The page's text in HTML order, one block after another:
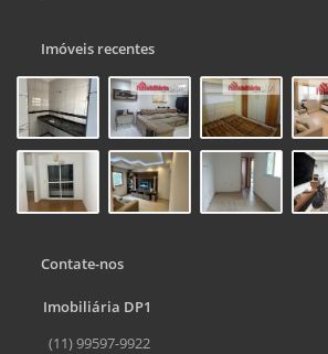
Imóveis recentes
Contate-nos
Imobiliária DP1
(11) 99597-9922